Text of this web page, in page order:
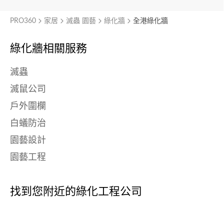
綠化牆相關服務
滅蟲
滅鼠公司
戶外圍欄
白蟻防治
園藝設計
園藝工程
找到您附近的綠化工程公司
PRO360 家居 滅蟲 園藝 綠化牆 全港綠化牆